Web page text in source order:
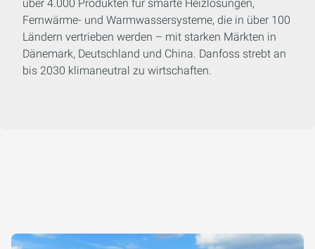
über 4.000 Produkten für smarte Heizlösungen,
Fernwärme- und Warmwassersysteme, die in über 100
Ländern vertrieben werden – mit starken Märkten in
Dänemark, Deutschland und China. Danfoss strebt an
bis 2030 klimaneutral zu wirtschaften.